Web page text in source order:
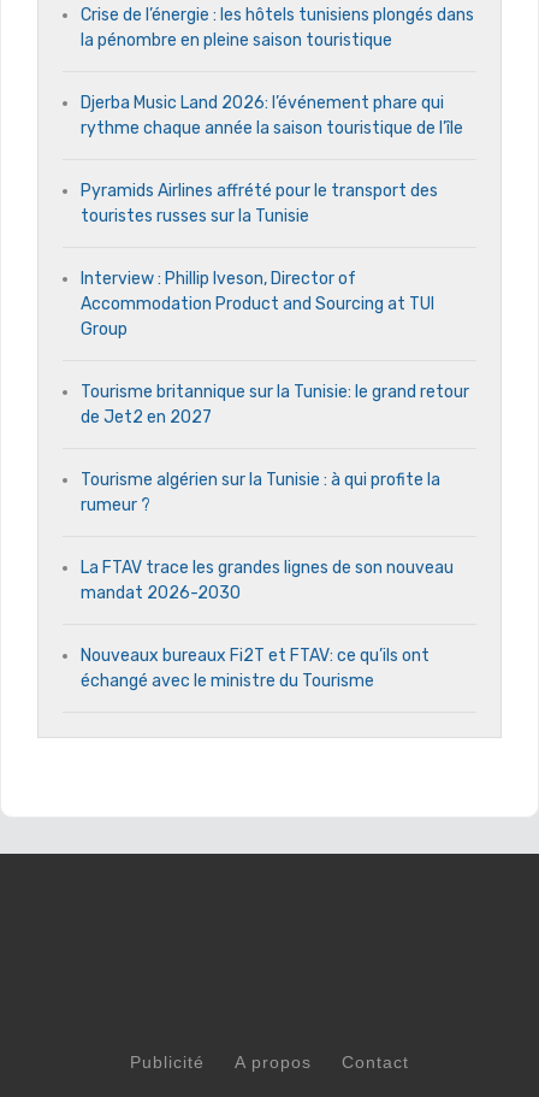
Crise de l’énergie : les hôtels tunisiens plongés dans
la pénombre en pleine saison touristique
Djerba Music Land 2026: l’événement phare qui
rythme chaque année la saison touristique de l’île
Pyramids Airlines affrété pour le transport des
touristes russes sur la Tunisie
Interview : Phillip Iveson, Director of
Accommodation Product and Sourcing at TUI
Group
Tourisme britannique sur la Tunisie: le grand retour
de Jet2 en 2027
Tourisme algérien sur la Tunisie : à qui profite la
rumeur ?
La FTAV trace les grandes lignes de son nouveau
mandat 2026-2030
Nouveaux bureaux Fi2T et FTAV: ce qu’ils ont
échangé avec le ministre du Tourisme
Publicité A propos Contact